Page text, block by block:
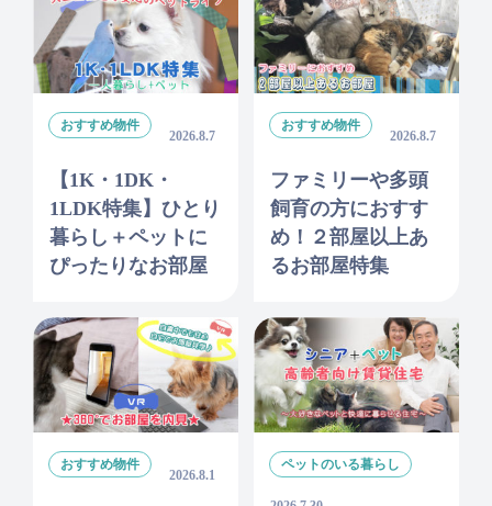
おすすめ物件
2026.8.7
【1K・1DK・
1LDK特集】ひとり
暮らし＋ペットに
ぴったりなお部屋
おすすめ物件
2026.8.7
ファミリーや多頭
飼育の方におすす
め！２部屋以上あ
るお部屋特集
おすすめ物件
2026.8.1
ペットのいる暮らし